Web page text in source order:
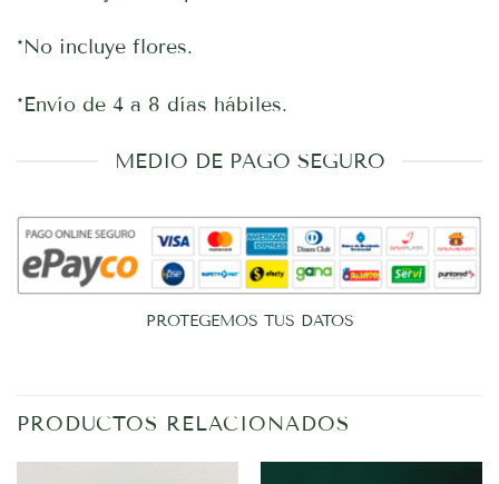
*No incluye flores.
*Envío de 4 a 8 días hábiles.
MEDIO DE PAGO SEGURO
PROTEGEMOS TUS DATOS
PRODUCTOS RELACIONADOS